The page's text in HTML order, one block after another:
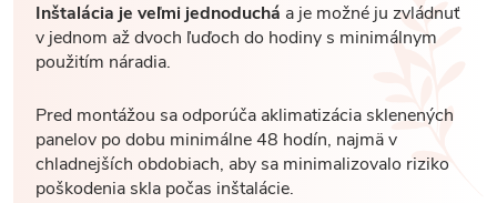
Inštalácia je veľmi jednoduchá a je možné ju zvládnuť
v jednom až dvoch ľuďoch do hodiny s minimálnym
použitím náradia.
Pred montážou sa odporúča aklimatizácia sklenených
panelov po dobu minimálne 48 hodín, najmä v
chladnejších obdobiach, aby sa minimalizovalo riziko
poškodenia skla počas inštalácie.